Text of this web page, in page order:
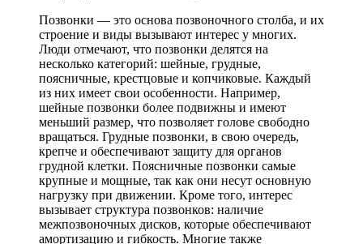
Позвонки — это основа позвоночного столба, и их
строение и виды вызывают интерес у многих.
Люди отмечают, что позвонки делятся на
несколько категорий: шейные, грудные,
поясничные, крестцовые и копчиковые. Каждый
из них имеет свои особенности. Например,
шейные позвонки более подвижны и имеют
меньший размер, что позволяет голове свободно
вращаться. Грудные позвонки, в свою очередь,
крепче и обеспечивают защиту для органов
грудной клетки. Поясничные позвонки самые
крупные и мощные, так как они несут основную
нагрузку при движении. Кроме того, интерес
вызывает структура позвонков: наличие
межпозвоночных дисков, которые обеспечивают
амортизацию и гибкость. Многие также